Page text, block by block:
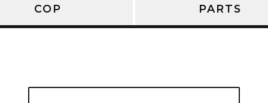
COP PARTS